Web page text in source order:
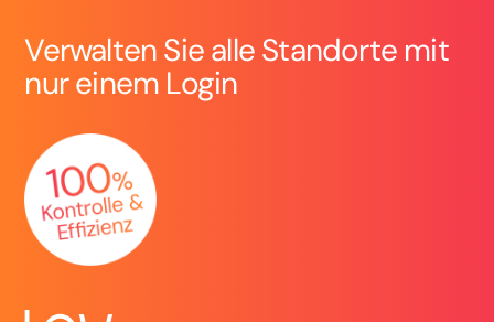
Verwalten Sie alle Standorte mit
nur einem Login